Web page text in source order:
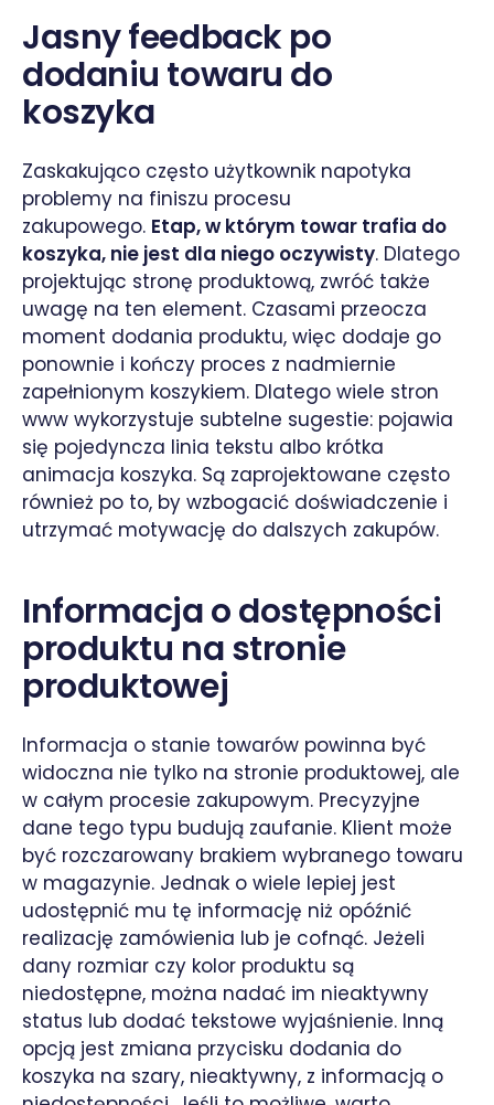
Jasny feedback po
dodaniu towaru do
koszyka
Zaskakująco często użytkownik napotyka
problemy na finiszu procesu
zakupowego. Etap, w którym towar trafia do
koszyka, nie jest dla niego oczywisty. Dlatego
projektując stronę produktową, zwróć także
uwagę na ten element. Czasami przeocza
moment dodania produktu, więc dodaje go
ponownie i kończy proces z nadmiernie
zapełnionym koszykiem. Dlatego wiele stron
www wykorzystuje subtelne sugestie: pojawia
się pojedyncza linia tekstu albo krótka
animacja koszyka. Są zaprojektowane często
również po to, by wzbogacić doświadczenie i
utrzymać motywację do dalszych zakupów.
Informacja o dostępności
produktu na stronie
produktowej
Informacja o stanie towarów powinna być
widoczna nie tylko na stronie produktowej, ale
w całym procesie zakupowym. Precyzyjne
dane tego typu budują zaufanie. Klient może
być rozczarowany brakiem wybranego towaru
w magazynie. Jednak o wiele lepiej jest
udostępnić mu tę informację niż opóźnić
realizację zamówienia lub je cofnąć. Jeżeli
dany rozmiar czy kolor produktu są
niedostępne, można nadać im nieaktywny
status lub dodać tekstowe wyjaśnienie. Inną
opcją jest zmiana przycisku dodania do
koszyka na szary, nieaktywny, z informacją o